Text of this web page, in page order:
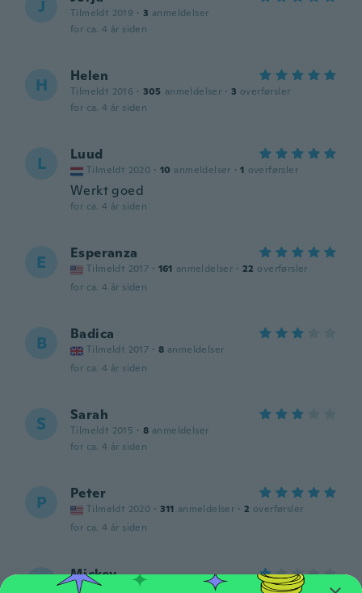
J Tilmeldt 2019 · 3 anmeldelser
for ca. 4 år siden
H Helen
Tilmeldt 2016 · 305 anmeldelser · 3 overførsler
for ca. 4 år siden
L Luud
Tilmeldt 2020 · 10 anmeldelser · 1 overførsler
Werkt goed
for ca. 4 år siden
E Esperanza
Tilmeldt 2017 · 161 anmeldelser · 22 overførsler
for ca. 4 år siden
B Badica
Tilmeldt 2017 · 8 anmeldelser
for ca. 4 år siden
S Sarah
Tilmeldt 2015 · 8 anmeldelser
for ca. 4 år siden
P Peter
Tilmeldt 2020 · 311 anmeldelser · 2 overførsler
for ca. 4 år siden
Mickey
Tilmeldt 2018 anmeldelser